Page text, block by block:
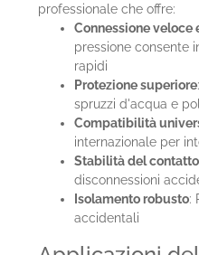
professionale che offre:
Connessione veloce
pressione consente
rapidi
Protezione superiore
spruzzi d'acqua e
Compatibilità
internazionale per
Stabilità del contatto
disconnessioni
Isolamento robusto:
accidentali